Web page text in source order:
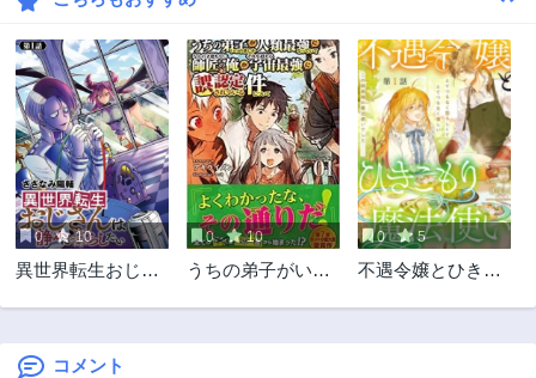
0 10
異世界転生おじさ
0 10
うちの弟子がいつ
んの才能もない師
0 5
不遇令嬢とひきこ
を目指します
コメント